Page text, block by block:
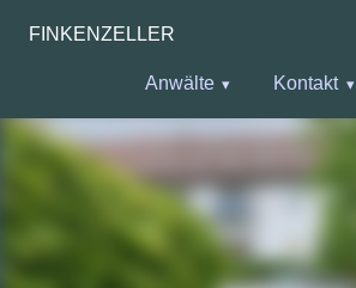
FINKENZELLER
Anwälte Kontakt